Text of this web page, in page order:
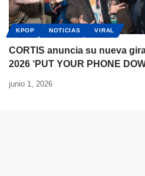
KPOP NOTICIAS VIRAL
CORTIS anuncia su nueva
2026 ‘PUT YOUR PHONE
junio 1, 2026